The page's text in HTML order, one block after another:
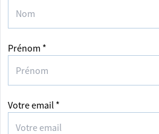
Prénom *
Votre email *